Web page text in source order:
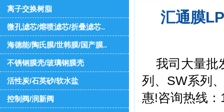
汇通膜
我司大量批
列、SW系列
惠!咨询热线
离子交换树脂
微孔滤芯/熔喷滤芯/折叠滤芯..
海德能/陶氏膜/世韩膜/国产膜..
不锈钢膜壳/玻璃钢膜壳
活性炭/石英砂/软水盐
控制阀/润新阀